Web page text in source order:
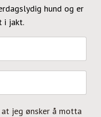
hund og er
i jakt.
jeg ønsker å motta